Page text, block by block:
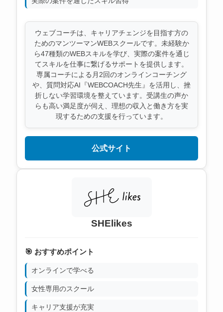
ウェブコーチは、キャリアチェンジを目指す方の
ためのマンツーマンWEBスクールです。未経験か
ら47種類のWEBスキルを学び、実際の案件を通じ
てスキルを仕事に繋げるサポートを提供します。
専属コーチによる月2回のオンラインコーチング
や、質問対応AI『WEBCOACH先生』を活用し、挫
折しない学習環境を整えています。受講生の声か
らも高い満足度が伺え、理想の収入と働き方を実
現するための支援を行っています。
公式サイト
SHElikes
🎯 おすすめポイント
オンラインで学べる
女性専用のスクール
キャリア支援が充実